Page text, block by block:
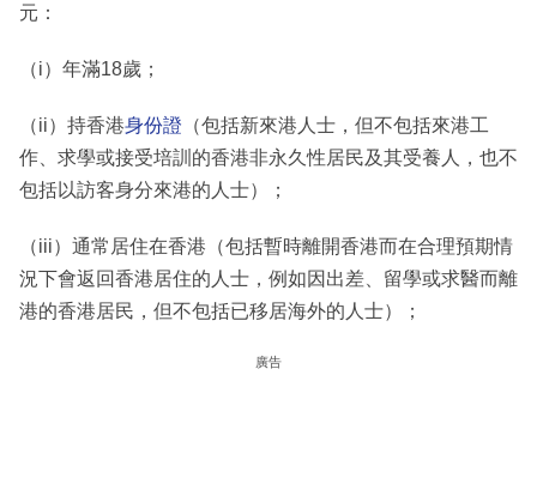
元：
（i）年滿18歲；
（ii）持香港身份證 （包括新來港人士，但不包括來港工
作、求學或接受培訓的香港非永久性居民及其受養人，也不
包括以訪客身分來港的人士）；
（iii）通常居住在香港（包括暫時離開香港而在合理預期情
況下會返回香港居住的人士，例如因出差、留學或求醫而離
港的香港居民，但不包括已移居海外的人士）；
廣告